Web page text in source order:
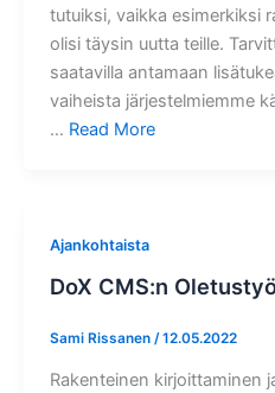
tutuiksi, vaikka esimerkiksi
olisi täysin uutta teille.
saatavilla antamaan
vaiheista järjestelmiemme
… Read More
Ajankohtaista
DoX CMS:n
Sami Rissanen /12.05.2022
Rakenteinen kirjoittaminen